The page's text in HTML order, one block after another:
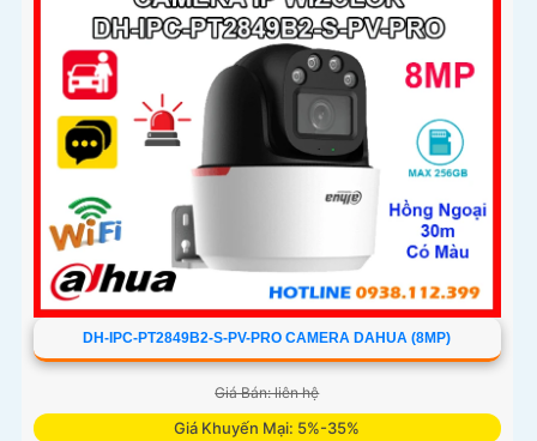
DH-IPC-PT2849B2-S-PV-PRO CAMERA DAHUA (8MP)
Giá Bán: liên hệ
Giá Khuyến Mại: 5%-35%